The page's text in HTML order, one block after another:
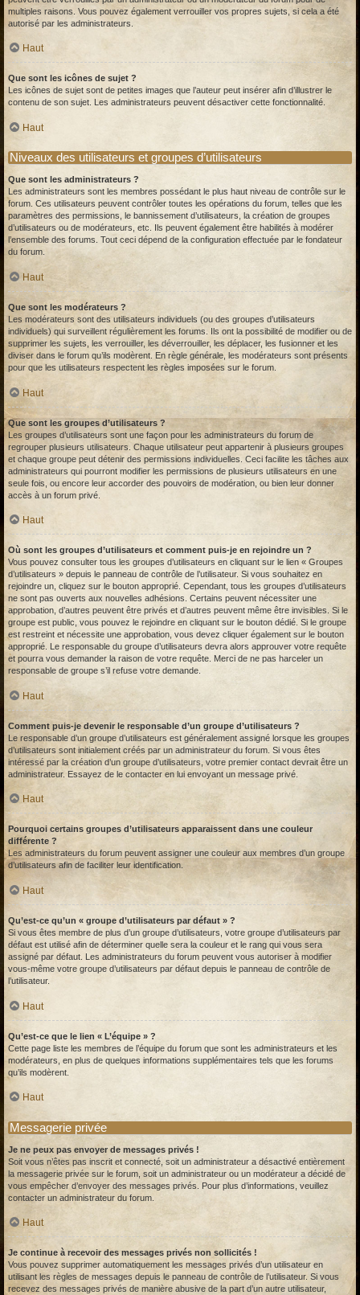
multiples raisons. Vous pouvez également verrouiller vos propres sujets, si cela a été
autorisé par les administrateurs.
Haut
Que sont les icônes de sujet ?
Les icônes de sujet sont de petites images que l’auteur peut insérer afin d’illustrer le
contenu de son sujet. Les administrateurs peuvent désactiver cette fonctionnalité.
Haut
Niveaux des utilisateurs et groupes d’utilisateurs
Que sont les administrateurs ?
Les administrateurs sont les membres possédant le plus haut niveau de contrôle sur le
forum. Ces utilisateurs peuvent contrôler toutes les opérations du forum, telles que les
paramètres des permissions, le bannissement d’utilisateurs, la création de groupes
d’utilisateurs ou de modérateurs, etc. Ils peuvent également être habilités à modérer
l’ensemble des forums. Tout ceci dépend de la configuration effectuée par le fondateur
du forum.
Haut
Que sont les modérateurs ?
Les modérateurs sont des utilisateurs individuels (ou des groupes d’utilisateurs
individuels) qui surveillent régulièrement les forums. Ils ont la possibilité de modifier ou de
supprimer les sujets, les verrouiller, les déverrouiller, les déplacer, les fusionner et les
diviser dans le forum qu’ils modèrent. En règle générale, les modérateurs sont présents
pour que les utilisateurs respectent les règles imposées sur le forum.
Haut
Que sont les groupes d’utilisateurs ?
Les groupes d’utilisateurs sont une façon pour les administrateurs du forum de
regrouper plusieurs utilisateurs. Chaque utilisateur peut appartenir à plusieurs groupes
et chaque groupe peut détenir des permissions individuelles. Ceci facilite les tâches aux
administrateurs qui pourront modifier les permissions de plusieurs utilisateurs en une
seule fois, ou encore leur accorder des pouvoirs de modération, ou bien leur donner
accès à un forum privé.
Haut
Où sont les groupes d’utilisateurs et comment puis-je en rejoindre un ?
Vous pouvez consulter tous les groupes d’utilisateurs en cliquant sur le lien « Groupes
d’utilisateurs » depuis le panneau de contrôle de l’utilisateur. Si vous souhaitez en
rejoindre un, cliquez sur le bouton approprié. Cependant, tous les groupes d’utilisateurs
ne sont pas ouverts aux nouvelles adhésions. Certains peuvent nécessiter une
approbation, d’autres peuvent être privés et d’autres peuvent même être invisibles. Si le
groupe est public, vous pouvez le rejoindre en cliquant sur le bouton dédié. Si le groupe
est restreint et nécessite une approbation, vous devez cliquer également sur le bouton
approprié. Le responsable du groupe d’utilisateurs devra alors approuver votre requête
et pourra vous demander la raison de votre requête. Merci de ne pas harceler un
responsable de groupe s’il refuse votre demande.
Haut
Comment puis-je devenir le responsable d’un groupe d’utilisateurs ?
Le responsable d’un groupe d’utilisateurs est généralement assigné lorsque les groupes
d’utilisateurs sont initialement créés par un administrateur du forum. Si vous êtes
intéressé par la création d’un groupe d’utilisateurs, votre premier contact devrait être un
administrateur. Essayez de le contacter en lui envoyant un message privé.
Haut
Pourquoi certains groupes d’utilisateurs apparaissent dans une couleur
différente ?
Les administrateurs du forum peuvent assigner une couleur aux membres d’un groupe
d’utilisateurs afin de faciliter leur identification.
Haut
Qu’est-ce qu’un « groupe d’utilisateurs par défaut » ?
Si vous êtes membre de plus d’un groupe d’utilisateurs, votre groupe d’utilisateurs par
défaut est utilisé afin de déterminer quelle sera la couleur et le rang qui vous sera
assigné par défaut. Les administrateurs du forum peuvent vous autoriser à modifier
vous-même votre groupe d’utilisateurs par défaut depuis le panneau de contrôle de
l’utilisateur.
Haut
Qu’est-ce que le lien « L’équipe » ?
Cette page liste les membres de l’équipe du forum que sont les administrateurs et les
modérateurs, en plus de quelques informations supplémentaires tels que les forums
qu’ils modèrent.
Haut
Messagerie privée
Je ne peux pas envoyer de messages privés !
Soit vous n’êtes pas inscrit et connecté, soit un administrateur a désactivé entièrement
la messagerie privée sur le forum, soit un administrateur ou un modérateur a décidé de
vous empêcher d’envoyer des messages privés. Pour plus d’informations, veuillez
contacter un administrateur du forum.
Haut
Je continue à recevoir des messages privés non sollicités !
Vous pouvez supprimer automatiquement les messages privés d’un utilisateur en
utilisant les règles de messages depuis le panneau de contrôle de l’utilisateur. Si vous
recevez des messages privés de manière abusive de la part d’un autre utilisateur,